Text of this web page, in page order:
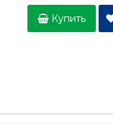
Купить